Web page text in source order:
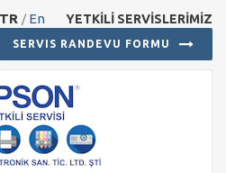
TR / En YETKİLİ SERVİSLERİMİZ
SERVIS RANDEVU FORMU